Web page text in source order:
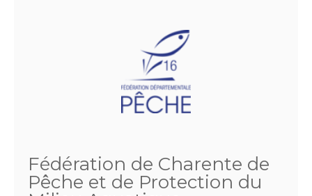
Fédération de Charente de
Pêche et de Protection du